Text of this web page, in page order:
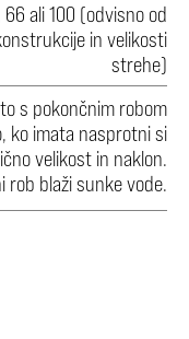
66 ali 100 (odvisno od
in velikosti
strehe)
s pokončnim robom
ko imata nasprotni si
velikost in naklon.
rob blaži sunke vode.